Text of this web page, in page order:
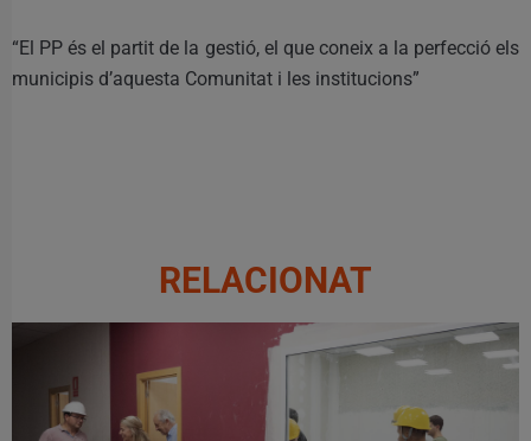
“El PP és el partit de la gestió, el que coneix a la perfecció els
municipis d’aquesta Comunitat i les institucions”
RELACIONAT